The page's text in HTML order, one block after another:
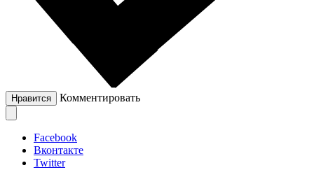
Нравится Комментировать
Facebook
Вконтакте
Twitter